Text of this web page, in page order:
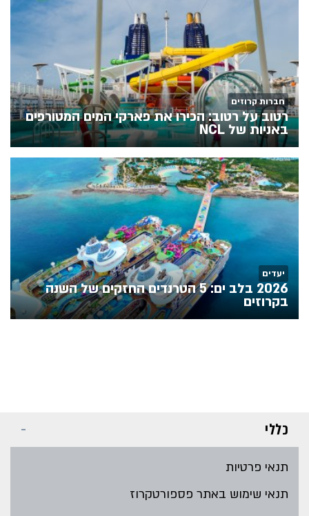
חברות קרוזים
רטוב על רטוב: הכירו את פארקי המים המטורפים
באניות של NCL
יעדים
2026 בלב ים: 5 הטרנדים החזקים של השנה
בקרוזים
כללי
תנאי פרטיות
תנאי שימוש באתר פספורטקרוז